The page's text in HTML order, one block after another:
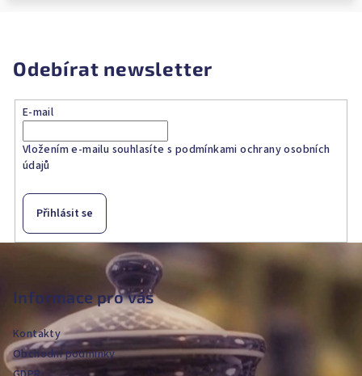
Odebírat newsletter
E-mail
Vložením e-mailu souhlasíte s podmínkami ochrany osobních
údajů
Přihlásit se
Z
t
í
Informace pro vás
Kontakty
Obchodní podmínky